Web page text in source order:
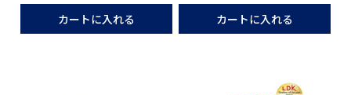
カートに入れる カートに入れる